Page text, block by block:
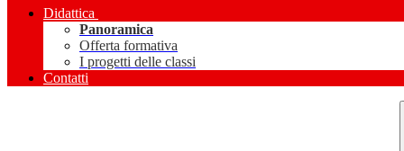
Didattica
Panoramica
Offerta formativa
I progetti delle classi
Contatti